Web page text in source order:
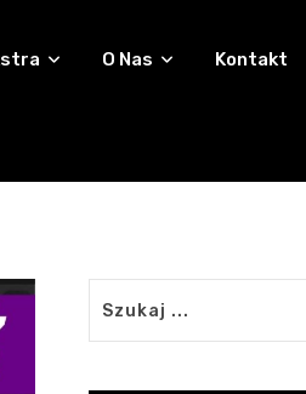
O Nas Kontakt